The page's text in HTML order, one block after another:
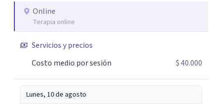
es la que ha presentado mayores evidencias epíricas en la
solución de estos cuadros con resultados muy buenos y
acompañarte. Si estás buscando un espacio de
acompañamiento profesional en español, escríbeme y
Online
Terapia online
Servicios y precios
Costo medio por sesión
$ 40.000
Lunes, 10 de agosto